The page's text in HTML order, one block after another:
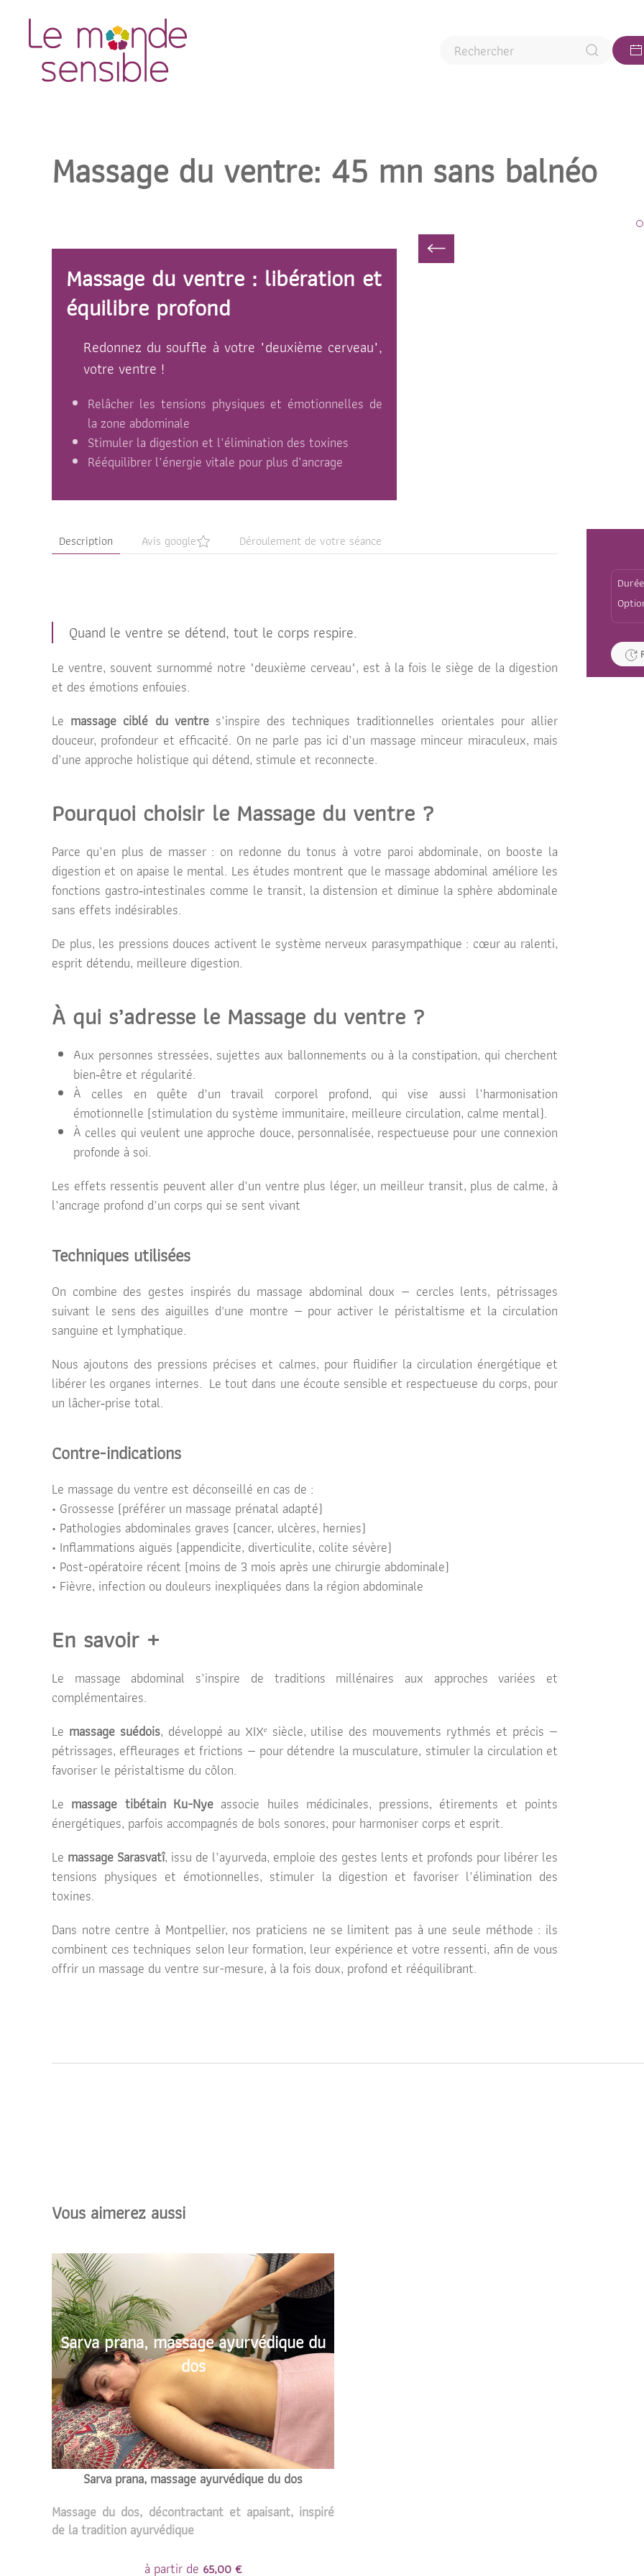
Accéder au contenu principal
Massage du ventre: 45 mn sans balnéo
Massage du ventre : libération et
équilibre profond
Redonnez du souffle à votre "deuxième cerveau",
votre ventre !
Relâcher les tensions physiques et émotionnelles de
la zone abdominale
Stimuler la digestion et l’élimination des toxines
Rééquilibrer l’énergie vitale pour plus d’ancrage
Description Avis google Déroulement de votre séance
Quand le ventre se détend, tout le corps respire.
Le ventre, souvent surnommé notre "deuxième cerveau", est à la fois le siège de la digestion
et des émotions enfouies.
Le massage ciblé du ventre s’inspire des techniques traditionnelles orientales pour allier
douceur, profondeur et efficacité. On ne parle pas ici d’un massage minceur miraculeux, mais
d’une approche holistique qui détend, stimule et reconnecte.
Pourquoi choisir le Massage du ventre ?
Parce qu’en plus de masser : on redonne du tonus à votre par­oi abdomi­nale, on booste la
digestion et on apaise le mental. Les études montrent que le massage abdominal améliore les
fonctions gastro‑intestina­les comme le transit, la distension et diminue la sphère abdominale
sans effets indésirables.
De plus, les pressions douces activent le système nerveux parasympathique : cœur au ralenti,
esprit détendu, meilleure digestion.
À qui s’adresse le Massage du ventre ?
Aux personnes stressées, sujettes aux ballonnements ou à la constipation, qui cherchent
bien‑être et régularité.
À celles en quête d’un travail corporel profond, qui vise aussi l’harmonisation
émotionnelle (stimulation du système immunitaire, meilleure circulation, calme mental).
À celles qui veulent une approche douce, personnalisée, respectueuse pour une connexion
profonde à soi.
Les effets ressentis peuvent aller d’un ventre plus léger, un meilleur transit, plus de calme, à
l’ancrage profond d’un corps qui se sent vivant
Techniques utilisées
On combine des gestes inspirés du massage abdominal doux — cercles lents, pétrissages
suivant le sens des aiguilles d'une montre — pour activer le péristaltisme et la circulation
sanguine et lymphatique.
Nous ajoutons des pressions précises et calmes, pour fluidifier la circulation énergétique et
libérer les organes internes. Le tout dans une écoute sensible et respectueuse du corps, pour
un lâcher‑prise total.
Contre-indications
Le massage du ventre est déconseillé en cas de :
• Grossesse (préférer un massage prénatal adapté)
• Pathologies abdominales graves (cancer, ulcères, hernies)
• Inflammations aiguës (appendicite, diverticulite, colite sévère)
• Post-opératoire récent (moins de 3 mois après une chirurgie abdominale)
• Fièvre, infection ou douleurs inexpliquées dans la région abdominale
En savoir +
Le massage abdominal s’inspire de traditions millénaires aux approches variées et
complémentaires.
Le massage suédois, développé au XIXᵉ siècle, utilise des mouvements rythmés et précis —
pétrissages, effleurages et frictions — pour détendre la musculature, stimuler la circulation et
favoriser le péristaltisme du côlon.
Le massage tibétain Ku-Nyeassocie huiles médicinales, pressions, étirements et points
énergétiques, parfois accompagnés de bols sonores, pour harmoniser corps et esprit.
Le massage Sarasvatî, issu de l’ayurveda, emploie des gestes lents et profonds pour libérer les
tensions physiques et émotionnelles, stimuler la digestion et favoriser l’élimination des
toxines.
Dans notre centre à Montpellier, nos praticiens ne se limitent pas à une seule méthode : ils
combinent ces techniques selon leur formation, leur expérience et votre ressenti, afin de vous
offrir un massage du ventre sur-mesure, à la fois doux, profond et rééquilibrant.
Vous aimerez aussi
Sarva prana, massage ayurvédique du
dos
Sarva prana, massage ayurvédique du dos
Massage du dos, décontractant et apaisant, inspiré
de la tradition ayurvédique
à partir de 65,00 €